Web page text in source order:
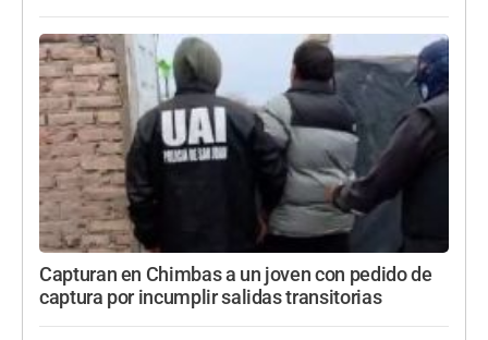
Capturan en Chimbas a un joven con pedido de
captura por incumplir salidas transitorias